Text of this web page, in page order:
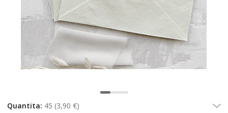
Quantita: 45 (3,90 €)